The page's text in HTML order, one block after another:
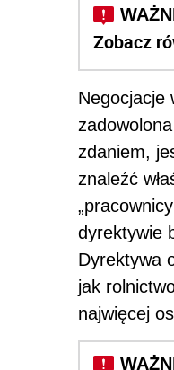
Zobacz
Negocjacje
zdaniem,
znaleźć
dyrektywie
Dyrektywa
jak
najwięcej